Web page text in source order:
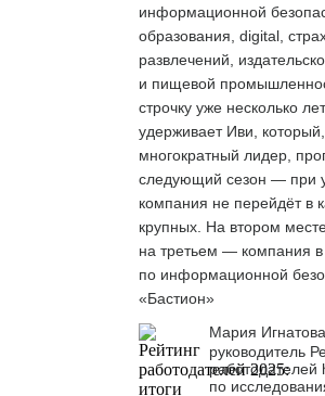
информационной
образования, digital,
развлечений,
и пищевой
строчку уже несколько
удерживает Иви, который,
многократный лидер,
следующий сезон — при
компания не перейдёт в
крупных. На втором
на третьем — компания
по информационной
«Бастион»
Мария Игнатова
руководитель
работодателей
по